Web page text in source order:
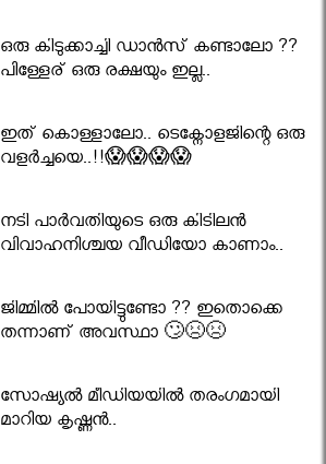
ഒരു കിടുക്കാച്ചി ഡാൻസ് കണ്ടാലോ ??
പിള്ളേര് ഒരു രക്ഷയും ഇല്ല..
ഇത് കൊള്ളാലോ.. ടെക്നോളജിന്റെ ഒരു
വളർച്ചയെ..!!😱😱😱😱
നടി പാർവതിയുടെ ഒരു കിടിലൻ
വിവാഹനിശ്ചയ വീഡിയോ കാണാം..
ജിമ്മിൽ പോയിട്ടുണ്ടോ ?? ഇതൊക്കെ
തന്നാണ് അവസ്ഥാ 🙄😣😣
സോഷ്യൽ മീഡിയയിൽ തരംഗമായി
മാറിയ കൃഷ്ണൻ..